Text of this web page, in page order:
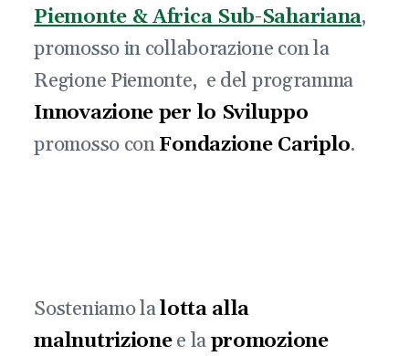
Piemonte & Africa Sub-Sahariana,
promosso in collaborazione con la
Regione Piemonte, e del programma
Innovazione per lo Sviluppo
promosso conFondazione Cariplo.
Sosteniamo lalotta alla
malnutrizionee lapromozione